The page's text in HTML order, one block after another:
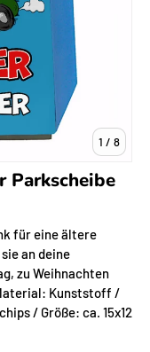
1 / von
8
Parkscheibe
für eine ältere
an deine
zu Weihnachten
Kunststoff /
/ Größe: ca. 15x12